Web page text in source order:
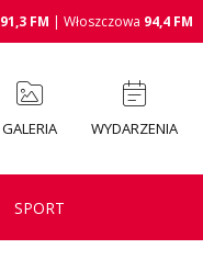
91,3 FM | Włoszczowa 94,4 FM
GALERIA WYDARZENIA
SPORT